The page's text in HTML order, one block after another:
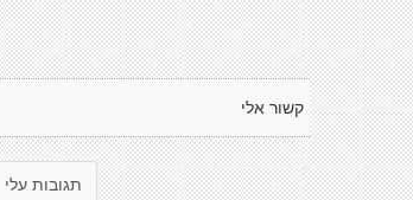
קשור אלי
תגובות עלי